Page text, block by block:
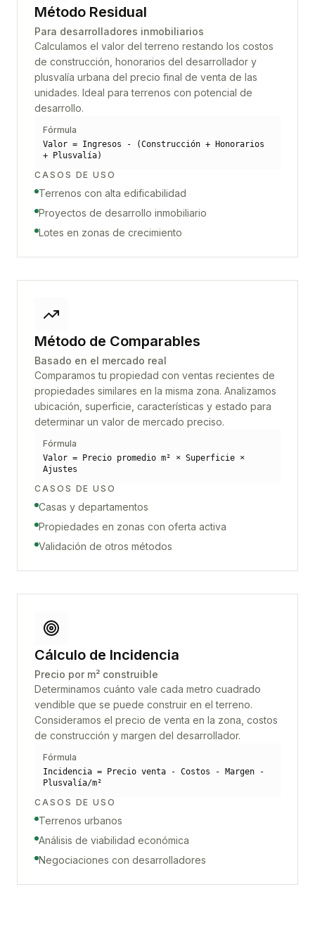
Método Residual
Para desarrolladores inmobiliarios
Calculamos el valor del terreno restando los costos
de construcción, honorarios del desarrollador y
plusvalía urbana del precio final de venta de las
unidades. Ideal para terrenos con potencial de
desarrollo.
Fórmula
Valor = Ingresos - (Construcción + Honorarios
+ Plusvalía)
CASOS DE USO
Terrenos con alta edificabilidad
Proyectos de desarrollo inmobiliario
Lotes en zonas de crecimiento
Método de Comparables
Basado en el mercado real
Comparamos tu propiedad con ventas recientes de
propiedades similares en la misma zona. Analizamos
ubicación, superficie, características y estado para
determinar un valor de mercado preciso.
Fórmula
Valor = Precio promedio m² × Superficie ×
Ajustes
CASOS DE USO
Casas y departamentos
Propiedades en zonas con oferta activa
Validación de otros métodos
Cálculo de Incidencia
Precio por m² construible
Determinamos cuánto vale cada metro cuadrado
vendible que se puede construir en el terreno.
Consideramos el precio de venta en la zona, costos
de construcción y margen del desarrollador.
Fórmula
Incidencia = Precio venta - Costos - Margen -
Plusvalía/m²
CASOS DE USO
Terrenos urbanos
Análisis de viabilidad económica
Negociaciones con desarrolladores